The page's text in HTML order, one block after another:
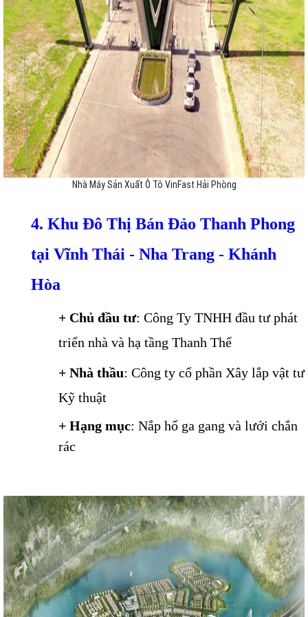
Nhà Máy Sản Xuất Ô Tô VinFast Hải Phòng
4. Khu Đô Thị Bán Đảo Thanh Phong
tại Vĩnh Thái - Nha Trang - Khánh
Hòa
+ Chủ đầu tư: Công Ty TNHH đầu tư phát
triển nhà và hạ tầng Thanh Thế
+ Nhà thầu: Công ty cổ phần Xây lắp vật tư
Kỹ thuật
+ Hạng mục: Nắp hố ga gang và lưới chắn
rác